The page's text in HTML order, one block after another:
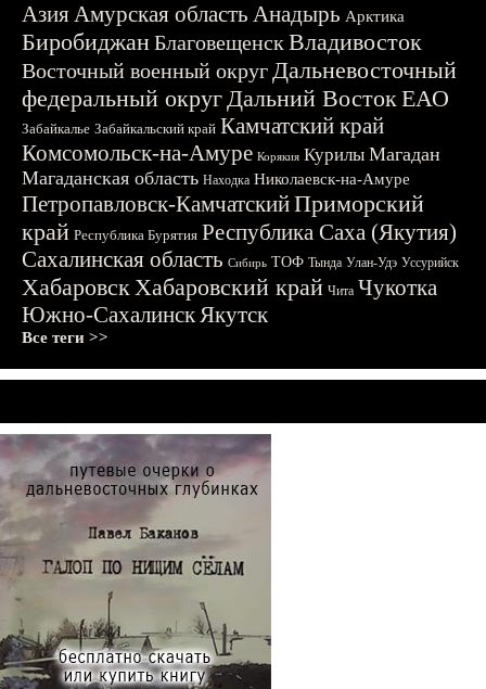
АзияАмурская область Анадырь Арктика
БиробиджанБлаговещенскВладивосток
Восточный военный округДальневосточный
федеральный округДальний ВостокЕАО
Забайкалье Забайкальский край Камчатский край
Комсомольск-на-Амуре Корякия Курилы Магадан
Магаданская область Находка Николаевск-на-Амуре
Петропавловск-КамчатскийПриморский
край Республика Бурятия Республика Саха (Якутия)
Сахалинская область Сибирь ТОФ Тында Улан-Удэ Уссурийск
ХабаровскХабаровский край Чита Чукотка
Южно-СахалинскЯкутск
Все теги >>